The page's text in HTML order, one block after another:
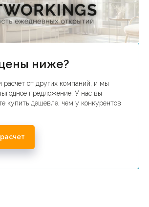
ниже?
от других компаний, и мы
предложение. У нас вы
купить дешевле, чем у конкурентов